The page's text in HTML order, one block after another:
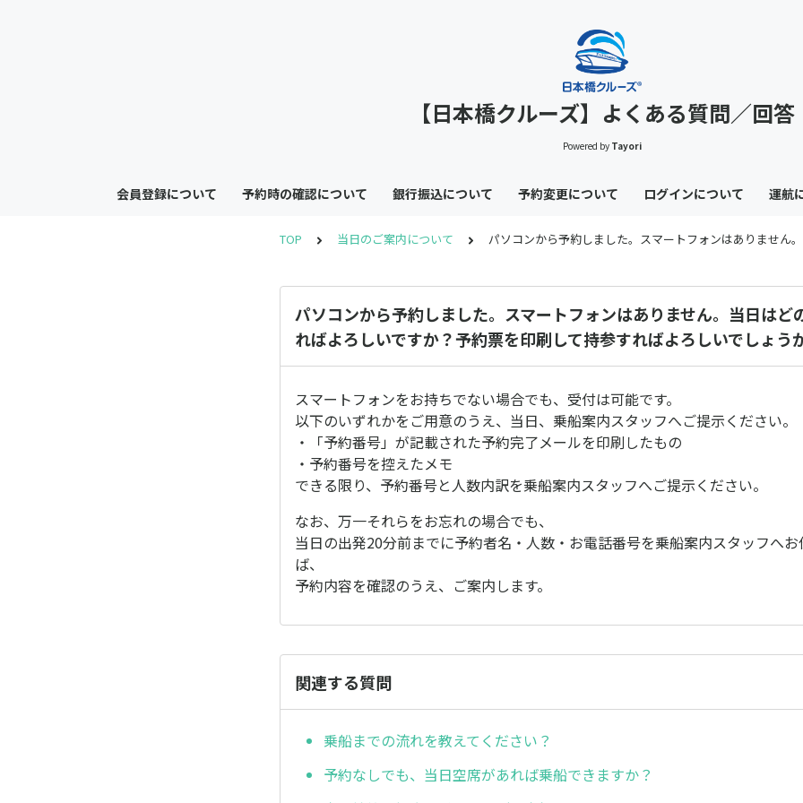
【日本橋クルーズ】よくある質問／回答
Powered by Tayori
会員登録について 予約時の確認について 銀行振込について 予約変更について ログインについて 運航
TOP 当日のご案内について パソコンから予約しました。スマートフォンはありません
パソコンから予約しました。スマートフォンはありません。当日はど
ればよろしいですか？予約票を印刷して持参すればよろしいでしょう
スマートフォンをお持ちでない場合でも、受付は可能です。
以下のいずれかをご用意のうえ、当日、乗船案内スタッフへご提示ください。
・「予約番号」が記載された予約完了メールを印刷したもの
・予約番号を控えたメモ
できる限り、予約番号と人数内訳を乗船案内スタッフへご提示ください。
なお、万一それらをお忘れの場合でも、
当日の出発20分前までに予約者名・人数・お電話番号を乗船案内スタッフへ
ば、
予約内容を確認のうえ、ご案内します。
関連する質問
乗船までの流れを教えてください？
予約なしでも、当日空席があれば乗船できますか？